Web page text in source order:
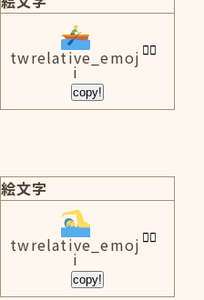
twrelative_emoj
i
copy!
絵文字
twrelative_emoj
i
copy!